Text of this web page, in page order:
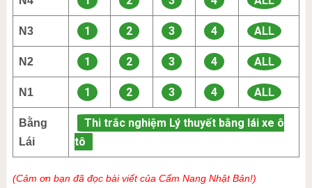
N3 1 2 3 4 ALL
N2 1 2 3 4 ALL
N1 1 2 3 4 ALL
Bằng
Lái
Thi trắc nghiệm Lý thuyết bằng lái xe ô
tô
(Cảm ơn bạn đã đọc bài viết của Cẩm Nang Nhật Bản!)